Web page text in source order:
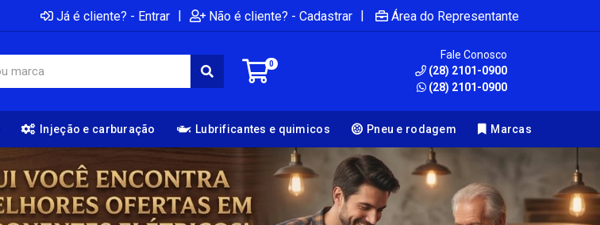
Já é cliente? - Entrar | Não é cliente? - Cadastrar | Área do Representante
0
Fale Conosco
(28) 2101-0900
(28) 2101-0900
Injeção e carburação Lubrificantes e quimicos Pneu e rodagem Marcas